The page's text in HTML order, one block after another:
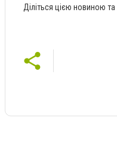
Діліться цією новиною